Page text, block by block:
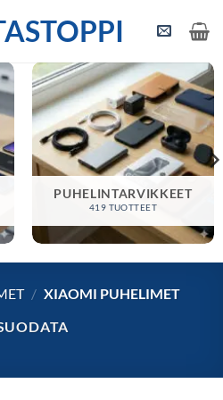
PUHELINTARVIKKEET
419 TUOTTEET
/ XIAOMI PUHELIMET